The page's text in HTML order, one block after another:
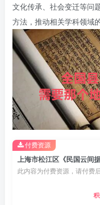
文化传承、社会变迁等问
方法，推动相关学科领域的
此内容为付费资源，请付费
付费资源